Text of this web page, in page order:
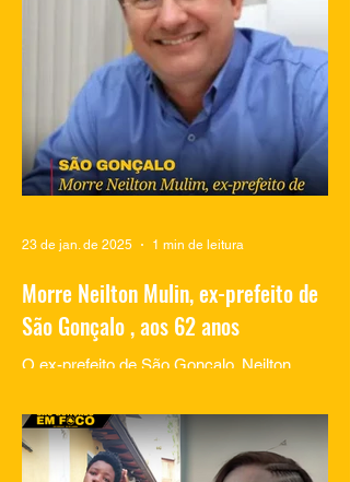
momentos de lazer na...
Morre Neilton Mulin, ex-prefeito de
São Gonçalo , aos 62 anos
O ex-prefeito de São Gonçalo, Neilton
62 anos, em um hospital no Rio de
Janeiro. A informação...
23 de jan. de 2025 1 min de leitura